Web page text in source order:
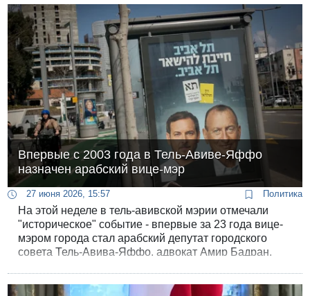
безопасности на юге Ливана.
Впервые с 2003 года в Тель-Авиве-Яффо
назначен арабский вице-мэр
27 июня 2026, 15:57 Политика
На этой неделе в тель-авивской мэрии отмечали
"историческое" событие - впервые за 23 года вице-
мэром города стал арабский депутат городского
совета Тель-Авива-Яффо, адвокат Амир Бадран.